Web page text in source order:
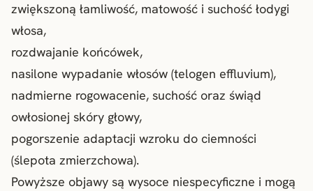
zwiększoną łamliwość, matowość i suchość łodygi
włosa,
rozdwajanie końcówek,
nasilone wypadanie włosów (telogen effluvium),
nadmierne rogowacenie, suchość oraz świąd
owłosionej skóry głowy,
pogorszenie adaptacji wzroku do ciemności
(ślepota zmierzchowa).
Powyższe objawy są wysoce niespecyficzne i mogą